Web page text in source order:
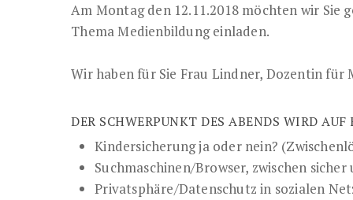
Am Montag den 12.11.2018 möchten wir
Thema Medienbildung einladen.
Wir haben für Sie Frau Lindner, Dozentin für
DER SCHWERPUNKT DES ABENDS WIRD
Kindersicherung ja oder nein?
Suchmaschinen/Browser, zwischen
Privatsphäre/Datenschutz in sozialen